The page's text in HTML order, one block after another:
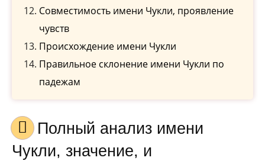
Совместимость имени Чукли, проявление
чувств
Происхождение имени Чукли
Правильное склонение имени Чукли по
падежам
Полный анализ имени
Чукли, значение, и